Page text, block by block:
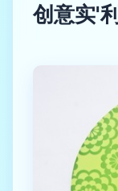
创意实'